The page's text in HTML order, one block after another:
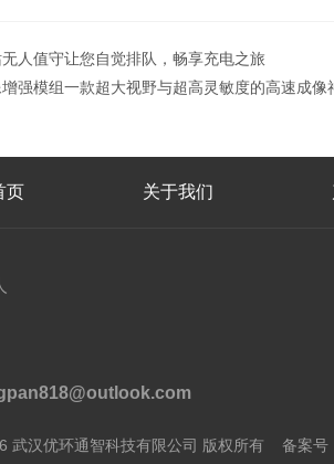
人值守让您自觉排队，畅享充电之旅
强模组一款超大视野与超高灵敏度的高速成像
页 关于我们
武汉优环通智科技有限公司 版权所有 备案号